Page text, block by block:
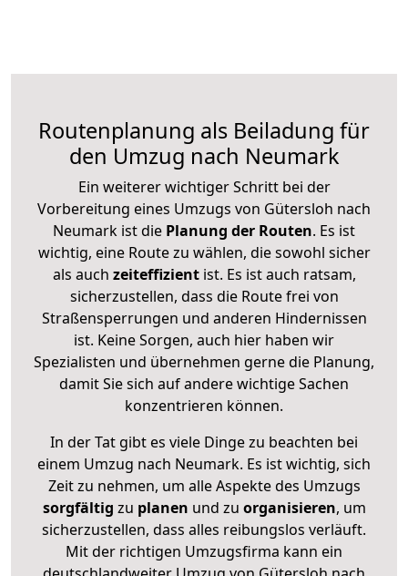
Routenplanung als Beiladung für
den Umzug nach Neumark
Ein weiterer wichtiger Schritt bei der
Vorbereitung eines Umzugs von Gütersloh nach
Neumark ist die Planung der Routen. Es ist
wichtig, eine Route zu wählen, die sowohl sicher
als auch zeiteffizientist. Es ist auch ratsam,
sicherzustellen, dass die Route frei von
Straßensperrungen und anderen Hindernissen
ist. Keine Sorgen, auch hier haben wir
Spezialisten und übernehmen gerne die Planung,
damit Sie sich auf andere wichtige Sachen
konzentrieren können.
In der Tat gibt es viele Dinge zu beachten bei
einem Umzug nach Neumark. Es ist wichtig, sich
Zeit zu nehmen, um alle Aspekte des Umzugs
sorgfältig zu planen und zu organisieren, um
sicherzustellen, dass alles reibungslos verläuft.
Mit der richtigen Umzugsfirma kann ein